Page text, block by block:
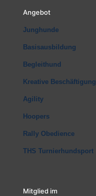
Angebot
Junghunde
Basisausbildung
Begleithund
Kreative Beschäftigung
Agility
Hoopers
Rally Obedience
THS Turnierhundsport
Mitglied im